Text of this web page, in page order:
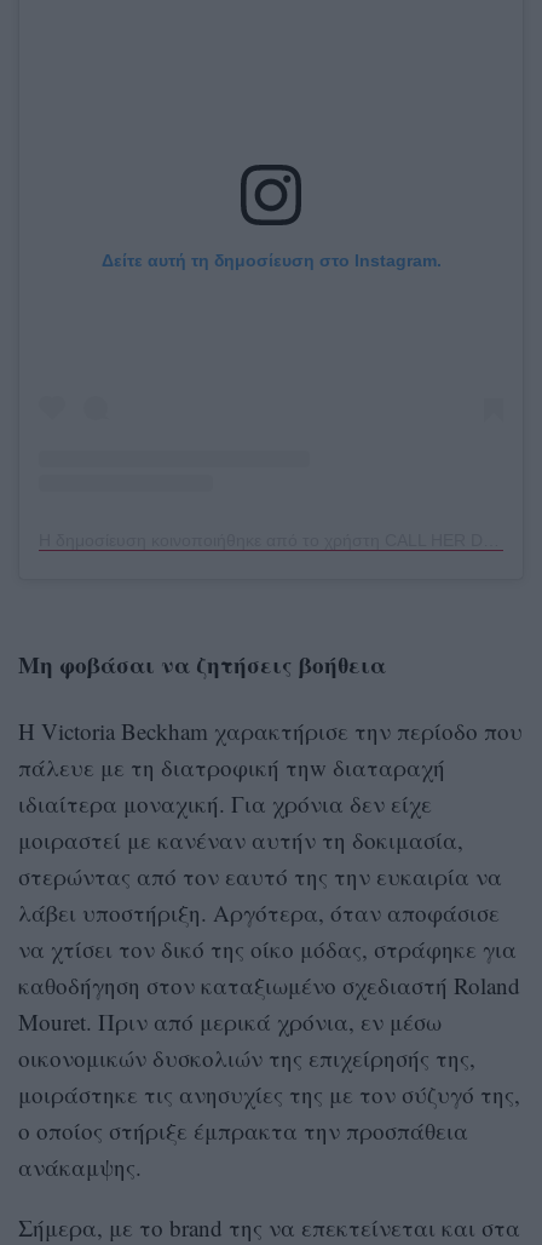
Δείτε αυτή τη δημοσίευση στο Instagram.
Μη φοβάσαι να ζητήσεις βοήθεια
Η Victoria Beckham χαρακτήρισε την περίοδο που
πάλευε με τη διατροφική τηw διαταραχή
ιδιαίτερα μοναχική. Για χρόνια δεν είχε
μοιραστεί με κανέναν αυτήν τη δοκιμασία,
στερώντας από τον εαυτό της την ευκαιρία να
λάβει υποστήριξη. Αργότερα, όταν αποφάσισε
να χτίσει τον δικό της οίκο μόδας, στράφηκε για
καθοδήγηση στον καταξιωμένο σχεδιαστή Roland
Mouret. Πριν από μερικά χρόνια, εν μέσω
οικονομικών δυσκολιών της επιχείρησής της,
μοιράστηκε τις ανησυχίες της με τον σύζυγό της,
ο οποίος στήριξε έμπρακτα την προσπάθεια
ανάκαμψης.
Σήμερα, με το brand της να επεκτείνεται και στα